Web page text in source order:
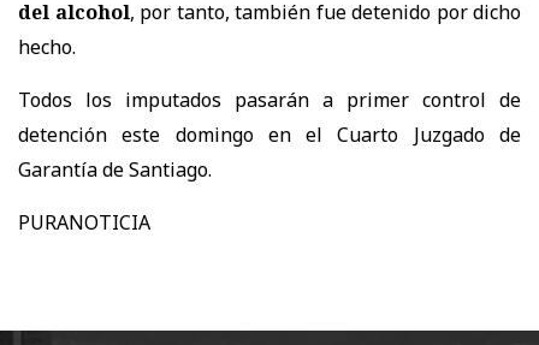
del alcohol, por tanto, también fue detenido por dicho
hecho.
Todos los imputados pasarán a primer control de
detención este domingo en el Cuarto Juzgado de
Garantía de Santiago.
PURANOTICIA